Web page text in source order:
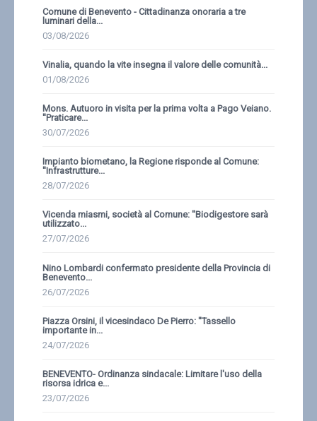
Comune di Benevento - Cittadinanza onoraria a tre
luminari della...
03/08/2026
Vinalia, quando la vite insegna il valore delle comunità...
01/08/2026
Mons. Autuoro in visita per la prima volta a Pago Veiano.
''Praticare...
30/07/2026
Impianto biometano, la Regione risponde al Comune:
''Infrastrutture...
28/07/2026
Vicenda miasmi, società al Comune: ''Biodigestore sarà
utilizzato...
27/07/2026
Nino Lombardi confermato presidente della Provincia di
Benevento...
26/07/2026
Piazza Orsini, il vicesindaco De Pierro: ''Tassello
importante in...
24/07/2026
BENEVENTO- Ordinanza sindacale: Limitare l'uso della
risorsa idrica e...
23/07/2026